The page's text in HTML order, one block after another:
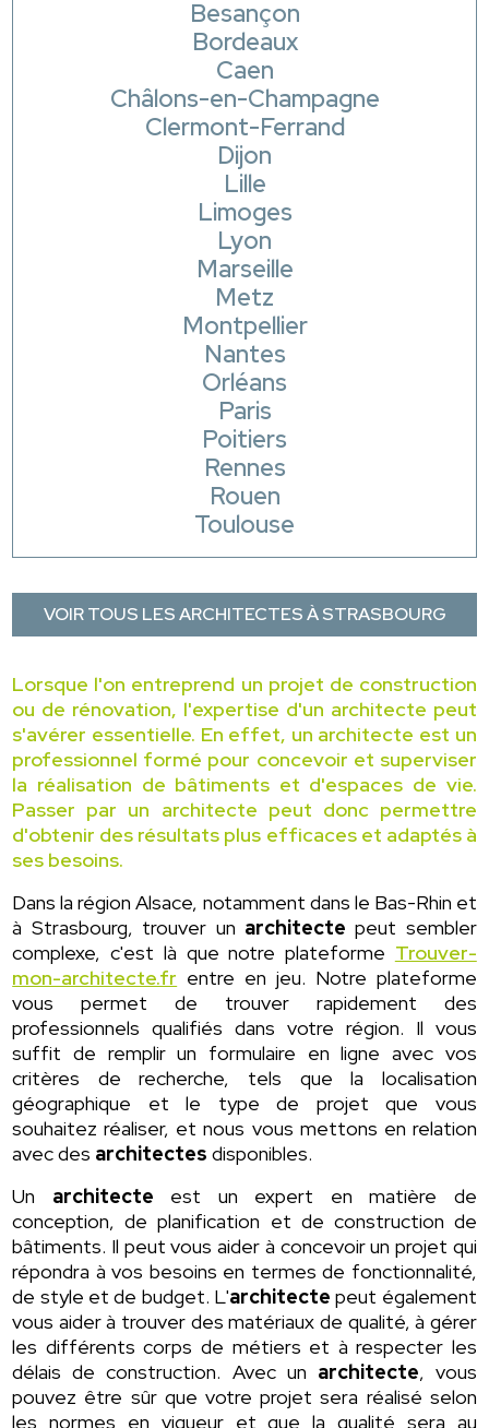
Besançon
Bordeaux
Caen
Châlons-en-Champagne
Clermont-Ferrand
Dijon
Lille
Limoges
Lyon
Marseille
Metz
Montpellier
Nantes
Orléans
Paris
Poitiers
Rennes
Rouen
Toulouse
VOIR TOUS LES ARCHITECTES À STRASBOURG
Lorsque l'on entreprend un projet de construction
ou de rénovation, l'expertise d'un architecte peut
s'avérer essentielle. En effet, un architecte est un
professionnel formé pour concevoir et superviser
la réalisation de bâtiments et d'espaces de vie.
Passer par un architecte peut donc permettre
d'obtenir des résultats plus efficaces et adaptés à
ses besoins.
Dans la région Alsace, notamment dans le Bas-Rhin et
à Strasbourg, trouver un architecte peut sembler
complexe, c'est là que notre plateforme Trouver-
mon-architecte.fr entre en jeu. Notre plateforme
vous permet de trouver rapidement des
professionnels qualifiés dans votre région. Il vous
suffit de remplir un formulaire en ligne avec vos
critères de recherche, tels que la localisation
géographique et le type de projet que vous
souhaitez réaliser, et nous vous mettons en relation
avec des architectes disponibles.
Un architecte est un expert en matière de
conception, de planification et de construction de
bâtiments. Il peut vous aider à concevoir un projet qui
répondra à vos besoins en termes de fonctionnalité,
de style et de budget. L'architecte peut également
vous aider à trouver des matériaux de qualité, à gérer
les différents corps de métiers et à respecter les
délais de construction. Avec un architecte, vous
pouvez être sûr que votre projet sera réalisé selon
les normes en vigueur et que la qualité sera au